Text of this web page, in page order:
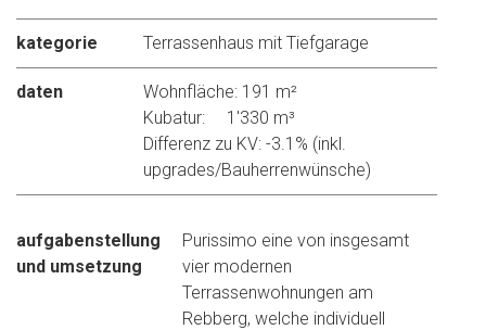
kategorie Terrassenhaus mit Tiefgarage
daten
Wohnfläche: 191 m²
Kubatur: 1'330 m³
Differenz zu KV: -3.1% (inkl.
upgrades/Bauherrenwünsche)
aufgabenstellung
und umsetzung
Purissimo eine von insgesamt
vier modernen
Terrassenwohnungen am
Rebberg, welche individuell